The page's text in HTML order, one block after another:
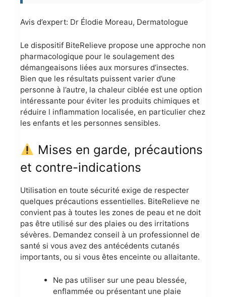
Avis d’expert: Dr Élodie Moreau, Dermatologue
Le dispositif BiteRelieve propose une approche non
pharmacologique pour le soulagement des
démangeaisons liées aux morsures d’insectes.
Bien que les résultats puissent varier d’une
personne à l’autre, la chaleur ciblée est une option
intéressante pour éviter les produits chimiques et
réduire l inflammation localisée, en particulier chez
les enfants et les personnes sensibles.
Mises en garde, précautions
et contre-indications
Utilisation en toute sécurité exige de respecter
quelques précautions essentielles. BiteRelieve ne
convient pas à toutes les zones de peau et ne doit
pas être utilisé sur des plaies ou des irritations
sévères. Demandez conseil à un professionnel de
santé si vous avez des antécédents cutanés
importants, ou si vous êtes enceinte ou allaitante.
Ne pas utiliser sur une peau blessée,
enflammée ou présentant une plaie